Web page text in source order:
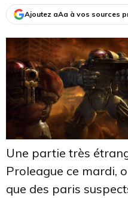
Ajoutez aAa à vos sources
Une partie très
Proleague ce mardi,
que des paris